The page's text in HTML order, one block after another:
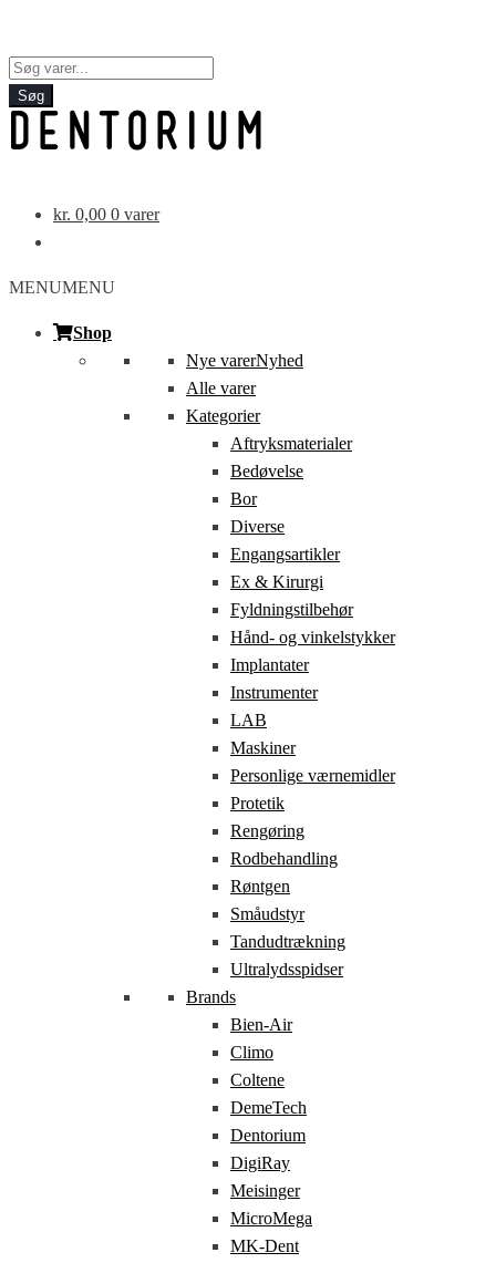
Products
search
Søg
kr. 0,00 0 varer
MENUMENU
Shop
Nye varerNyhed
Alle varer
Kategorier
Aftryksmaterialer
Bedøvelse
Bor
Diverse
Engangsartikler
Ex & Kirurgi
Fyldningstilbehør
Hånd- og vinkelstykker
Implantater
Instrumenter
LAB
Maskiner
Personlige værnemidler
Protetik
Rengøring
Rodbehandling
Røntgen
Småudstyr
Tandudtrækning
Ultralydsspidser
Brands
Bien-Air
Climo
Coltene
DemeTech
Dentorium
DigiRay
Meisinger
MicroMega
MK-Dent